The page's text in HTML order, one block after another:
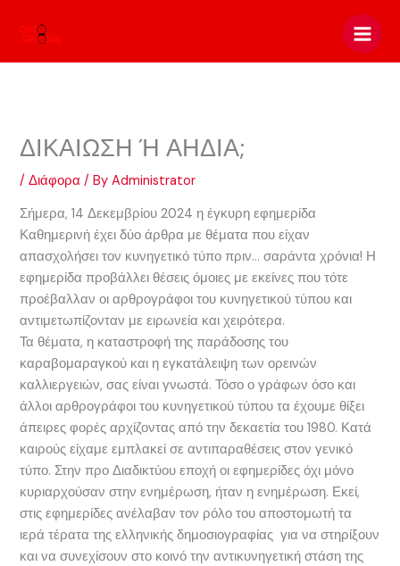
ΔΙΚΑΙΩΣΗ Ή ΑΗΔΙΑ;
/Διάφορα / ByAdministrator
Σήμερα, 14 Δεκεμβρίου 2024 η έγκυρη εφημερίδα
Καθημερινή έχει δύο άρθρα με θέματα που είχαν
απασχολήσει τον κυνηγετικό τύπο πριν… σαράντα χρόνια! Η
εφημερίδα προβάλλει θέσεις όμοιες με εκείνες που τότε
προέβαλλαν οι αρθρογράφοι του κυνηγετικού τύπου και
αντιμετωπίζονταν με ειρωνεία και χειρότερα.
Τα θέματα, η καταστροφή της παράδοσης του
καραβομαραγκού και η εγκατάλειψη των ορεινών
καλλιεργειών, σας είναι γνωστά. Τόσο ο γράφων όσο και
άλλοι αρθρογράφοι του κυνηγετικού τύπου τα έχουμε θίξει
άπειρες φορές αρχίζοντας από την δεκαετία του 1980. Κατά
καιρούς είχαμε εμπλακεί σε αντιπαραθέσεις στον γενικό
τύπο. Στην προ Διαδικτύου εποχή οι εφημερίδες όχι μόνο
κυριαρχούσαν στην ενημέρωση, ήταν η ενημέρωση. Εκεί,
στις εφημερίδες ανέλαβαν τον ρόλο του αποστομωτή τα
ιερά τέρατα της ελληνικής δημοσιογραφίας για να στηρίξουν
και να συνεχίσουν στο κοινό την αντικυνηγετική στάση της